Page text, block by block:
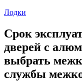
Лодки
Срок
дверей с
выбрать
службы